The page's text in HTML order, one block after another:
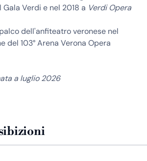
Verdi e nel 2018 a Verdi Opera
dell'anfiteatro veronese nel
del 103° Arena Verona Opera
a luglio 2026